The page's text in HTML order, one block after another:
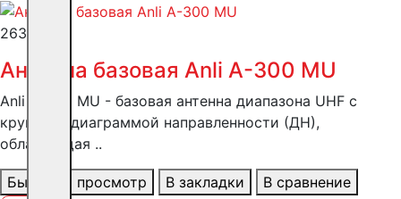
26326 ₽
Антенна базовая Anli А-300 MU
Anli A-300 MU - базовая антенна диапазона UHF с
круговой диаграммой направленности (ДН),
обладающая ..
Быстрый просмотр В закладки
В сравнение